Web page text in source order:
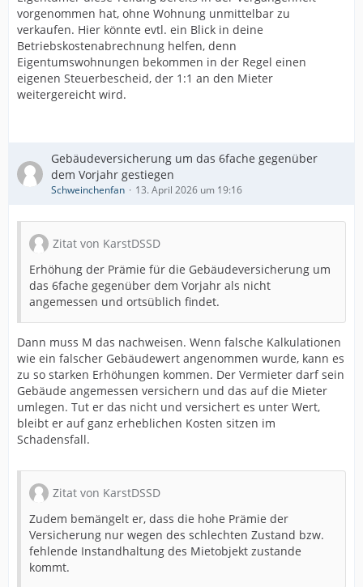
vorgenommen hat, ohne Wohnung unmittelbar zu
verkaufen. Hier könnte evtl. ein Blick in deine
Betriebskostenabrechnung helfen, denn
Eigentumswohnungen bekommen in der Regel einen
eigenen Steuerbescheid, der 1:1 an den Mieter
weitergereicht wird.
Gebäudeversicherung um das 6fache gegenüber
dem Vorjahr gestiegen
Schweinchenfan 13. April 2026 um 19:16
Zitat von KarstDSSD
Erhöhung der Prämie für die Gebäudeversicherung um
das 6fache gegenüber dem Vorjahr als nicht
angemessen und ortsüblich findet.
Dann muss M das nachweisen. Wenn falsche Kalkulationen
wie ein falscher Gebäudewert angenommen wurde, kann es
zu so starken Erhöhungen kommen. Der Vermieter darf sein
Gebäude angemessen versichern und das auf die Mieter
umlegen. Tut er das nicht und versichert es unter Wert,
bleibt er auf ganz erheblichen Kosten sitzen im
Schadensfall.
Zitat von KarstDSSD
Zudem bemängelt er, dass die hohe Prämie der
Versicherung nur wegen des schlechten Zustand bzw.
fehlende Instandhaltung des Mietobjekt zustande
kommt.